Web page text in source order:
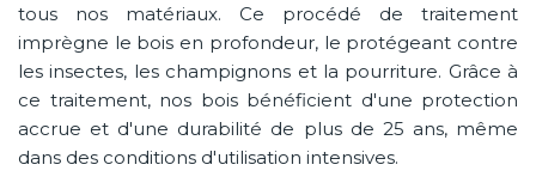
tous nos matériaux. Ce procédé de traitement
imprègne le bois en profondeur, le protégeant contre
les insectes, les champignons et la pourriture. Grâce à
ce traitement, nos bois bénéficient d'une protection
accrue et d'une durabilité de plus de 25 ans, même
dans des conditions d'utilisation intensives.